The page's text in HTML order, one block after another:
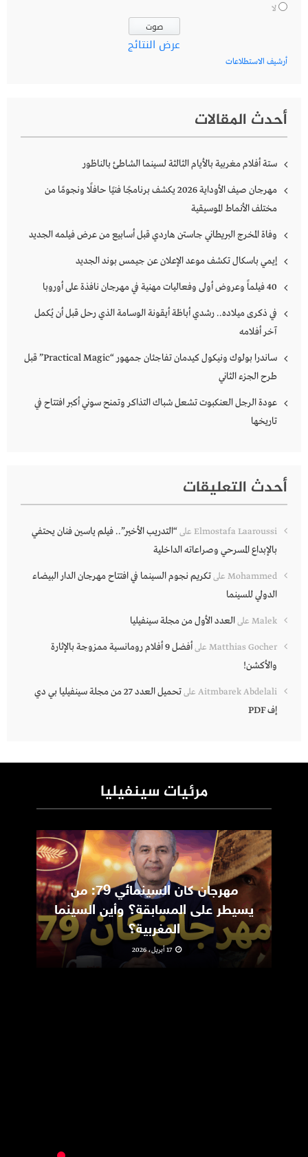
لا
عرض النتائج
أرشيف الاستطلاعات
أحدث المقالات
ستة أفلام مغربية بالأيام الثالثة لسينما الشاطئ بالناظور
مهرجان صيف الأوداية 2026 يكشف برنامجًا فنيًا حافلًا ونجومًا من
مختلف الأنماط الموسيقية
وفاة المخرج البريطاني جاستن هاردي قبل أسابيع من عرض فيلمه الجديد
إيمي باسكال تكشف موعد الإعلان عن جيمس بوند الجديد
40 فيلماً وعروض أولى وفعاليات مهنية في مهرجان نافذة على أوروبا
في ذكرى ميلاده.. رشدي أباظة أيقونة الوسامة الذي رحل قبل أن يُكمل
آخر أفلامه
ساندرا بولوك ونيكول كيدمان تفاجئان جمهور “Practical Magic” قبل
طرح الجزء الثاني
عودة الرجل العنكبوت تشعل شباك التذاكر وتمنح سوني أكبر افتتاح في
تاريخها
أحدث التعليقات
Elmostafa Laaroussi على“التدريب الأخير”.. فيلم ياسين فنان يحتفي
بالإبداع المسرحي وصراعاته الداخلية
Mohammed علىتكريم نجوم السينما في افتتاح مهرجان الدار البيضاء
الدولي للسينما
Malek علىالعدد الأول من مجلة سينفيليا
Matthias Gocher على
أفضل 9 أفلام رومانسية ممزوجة بالإثارة
والأكشن!
Aitmbarek Abdelali على
تحميل العدد 27 من مجلة سينفيليا بي دي
إف PDF
مرئيات سينفيليا
مهرجان كان السينمائي 79: من
يسيطر على المسابقة؟ وأين السينما
المغربية؟
17 أبريل، 2026